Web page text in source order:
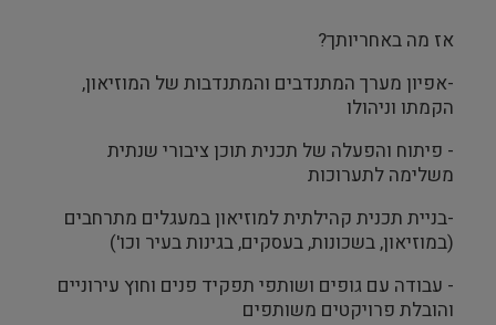
אז מה באחריותך?
-אפיון מערך המתנדבים והמתנדבות של המוזיאון,
הקמתו וניהולו
- פיתוח והפעלה של תכנית תוכן ציבורי שנתית
משלימה לתערוכות
-בניית תכנית קהילתית למוזיאון במעגלים מתרחבים
(במוזיאון, בשכונות, בעסקים, בגינות בעיר וכו')
- עבודה עם גופים ושותפי תפקיד פנים וחוץ עירוניים
והובלת פרויקטים משותפים